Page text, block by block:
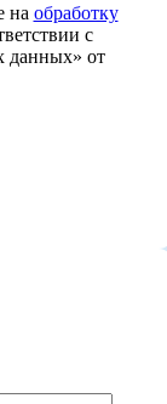
на обработку
с
данных» от